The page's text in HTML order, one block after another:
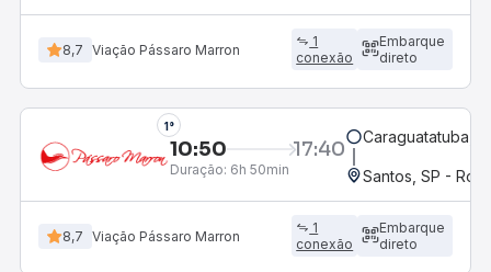
8,7 Viação Pássaro Marron
1
conexão
Embarque
direto
1°
10:50 17:40
Duração: 6h 50min
Caraguatatuba,
Santos, SP -
8,7 Viação Pássaro Marron
1
conexão
Embarque
direto